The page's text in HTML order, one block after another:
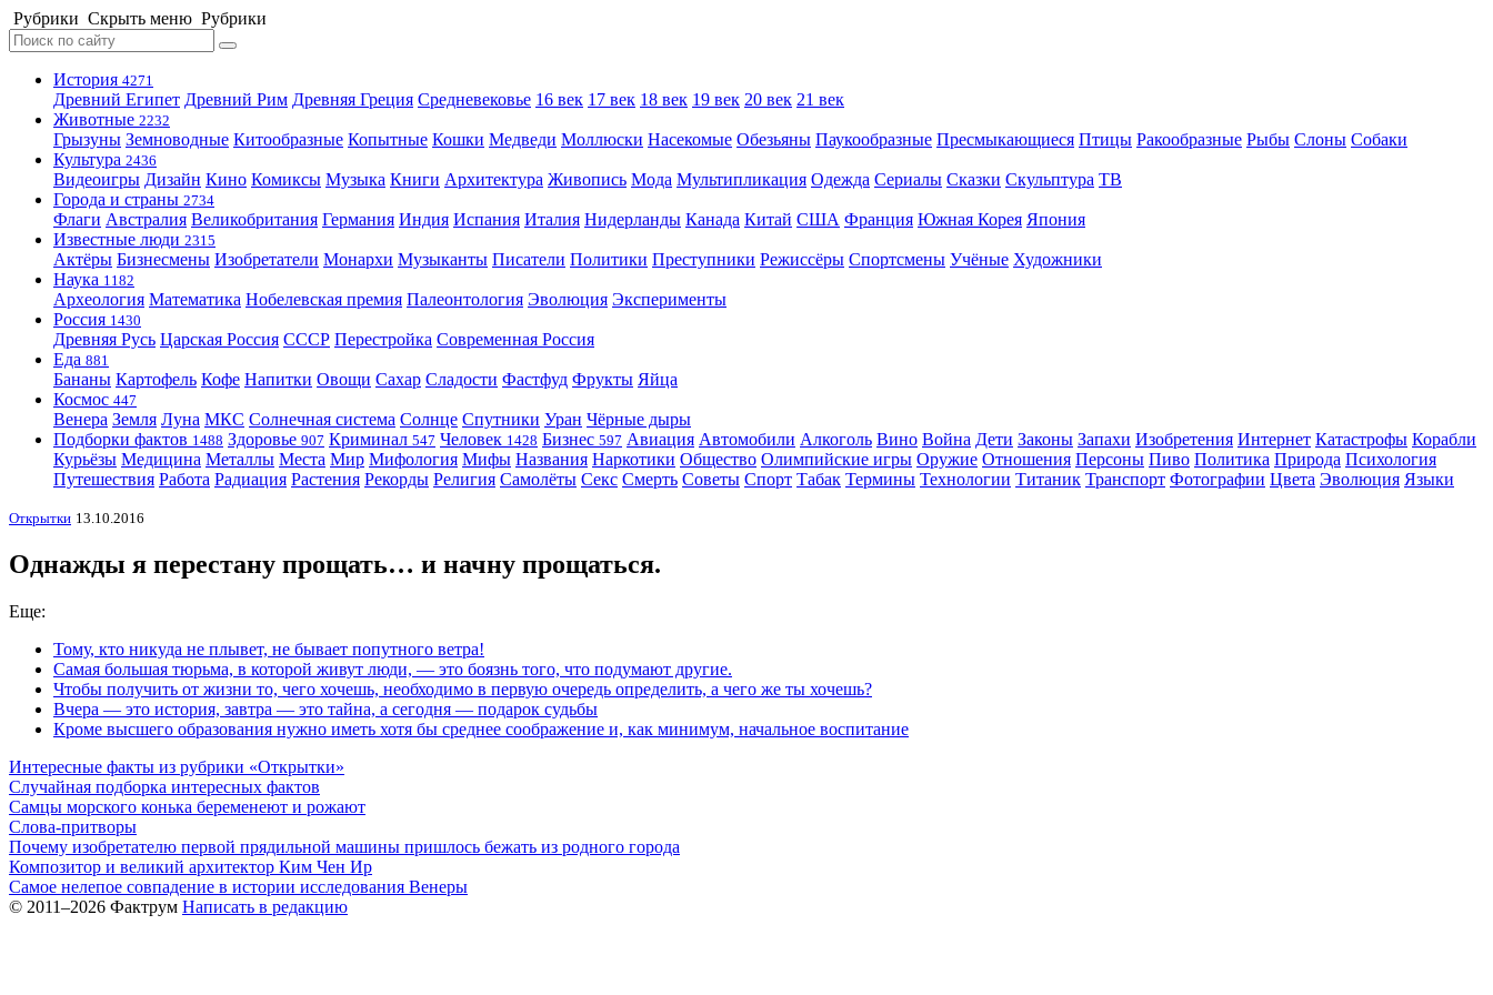
Рубрики Скрыть меню Рубрики
История 4271
Древний Египет Древний Рим Древняя Греция Средневековье 16 век 17 век 18 век 19 век 20 век 21 век
Животные 2232
Грызуны Земноводные Китообразные Копытные Кошки Медведи Моллюски Насекомые Обезьяны Паукообразные Пресмыкающиеся Птицы Ракообразные Рыбы Слоны Собаки
Культура 2436
Видеоигры Дизайн Кино Комиксы Музыка Книги Архитектура Живопись Мода Мультипликация Одежда Сериалы Сказки Скульптура ТВ
Города и страны 2734
Флаги Австралия Великобритания Германия Индия Испания Италия Нидерланды Канада Китай США Франция Южная Корея Япония
Известные люди 2315
Актёры Бизнесмены Изобретатели Монархи Музыканты Писатели Политики Преступники Режиссёры Спортсмены Учёные Художники
Наука 1182
Археология Математика Нобелевская премия Палеонтология Эволюция Эксперименты
Россия 1430
Древняя Русь Царская Россия СССР Перестройка Современная Россия
Еда 881
Бананы Картофель Кофе Напитки Овощи Сахар Сладости Фастфуд Фрукты Яйца
Космос 447
Венера Земля Луна МКС Солнечная система Солнце Спутники Уран Чёрные дыры
Подборки фактов 1488 Здоровье 907 Криминал 547 Человек 1428 Бизнес 597 Авиация Автомобили Алкоголь Вино Война Дети Законы Запахи Изобретения Интернет Катастрофы Корабли
Курьёзы Медицина Металлы Места Мир Мифология Мифы Названия Наркотики Общество Олимпийские игры Оружие Отношения Персоны Пиво Политика Природа Психология
Путешествия Работа Радиация Растения Рекорды Религия Самолёты Секс Смерть Советы Спорт Табак Термины Технологии Титаник Транспорт Фотографии Цвета Эволюция Языки
Открытки 13.10.2016
Однажды я перестану прощать… и начну прощаться.
Еще:
Тому, кто никуда не плывет, не бывает попутного ветра!
Самая большая тюрьма, в которой живут люди, — это боязнь того, что подумают другие.
Чтобы получить от жизни то, чего хочешь, необходимо в первую очередь определить, а чего же ты хочешь?
Вчера — это история, завтра — это тайна, а сегодня — подарок судьбы
Кроме высшего образования нужно иметь хотя бы среднее соображение и, как минимум, начальное воспитание
Интересные факты из рубрики «Открытки»
Случайная подборка интересных фактов
Самцы морского конька беременеют и рожают
Слова-притворы
Почему изобретателю первой прядильной машины пришлось бежать из родного города
Композитор и великий архитектор Ким Чен Ир
Самое нелепое совпадение в истории исследования Венеры
© 2011–2026 Фактрум Написать в редакцию